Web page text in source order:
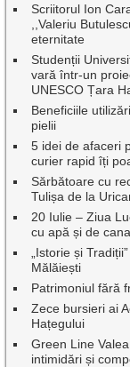
Scriitorul Ion
,,Valeriu
eternitate
Studenții
vară într-un
UNESCO Țara
Beneficiile
pielii
5 idei de afaceri
curier rapid îți
Sărbătoare cu
Tulișa de la
20 Iulie – Ziua
cu apă și de
„Istorie și
Mălăiești
Patrimoniul fără
Zece bursieri ai
Hațegului
Green Line
intimidări și